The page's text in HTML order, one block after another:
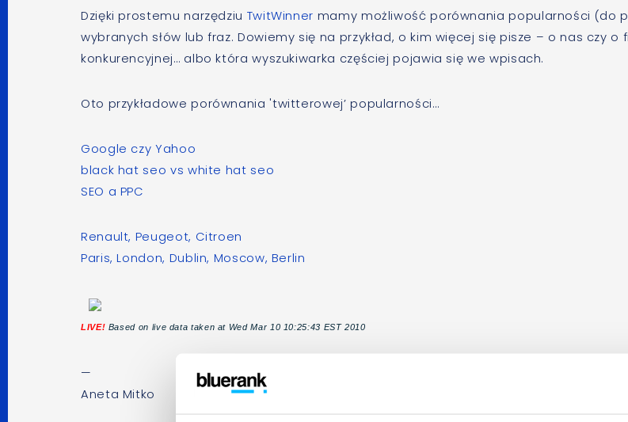
Dzięki prostemu narzędziu TwitWinner mamy możliwość porównania popularności (do
wybranych słów lub fraz. Dowiemy się na przykład, o kim więcej się pisze – o nas czy o
konkurencyjnej… albo która wyszukiwarka częściej pojawia się we wpisach.
Oto przykładowe porównania 'twitterowej’ popularności…
Google czy Yahoo
black hat seo vs white hat seo
SEO a PPC
Renault, Peugeot, Citroen
Paris, London, Dublin, Moscow, Berlin
LIVE! Based on live data taken at Wed Mar 10 10:25:43 EST 2010
—
Aneta Mitko